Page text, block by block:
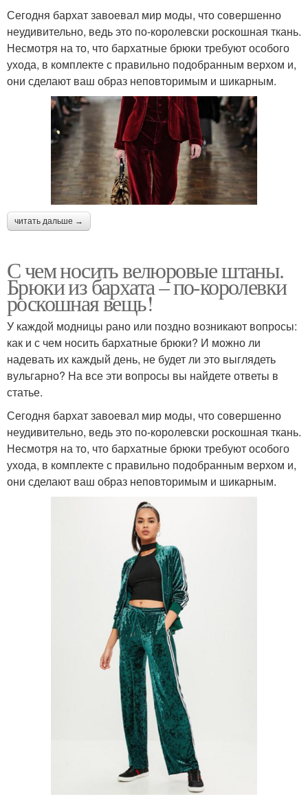
Сегодня бархат завоевал мир моды, что совершенно
неудивительно, ведь это по-королевски роскошная ткань.
Несмотря на то, что бархатные брюки требуют особого
ухода, в комплекте с правильно подобранным верхом и,
они сделают ваш образ неповторимым и шикарным.
читать дальше →
С чем носить велюровые штаны.
Брюки из бархата – по-королевки
роскошная вещь!
У каждой модницы рано или поздно возникают вопросы:
как и с чем носить бархатные брюки? И можно ли
надевать их каждый день, не будет ли это выглядеть
вульгарно? На все эти вопросы вы найдете ответы в
статье.
Сегодня бархат завоевал мир моды, что совершенно
неудивительно, ведь это по-королевски роскошная ткань.
Несмотря на то, что бархатные брюки требуют особого
ухода, в комплекте с правильно подобранным верхом и,
они сделают ваш образ неповторимым и шикарным.